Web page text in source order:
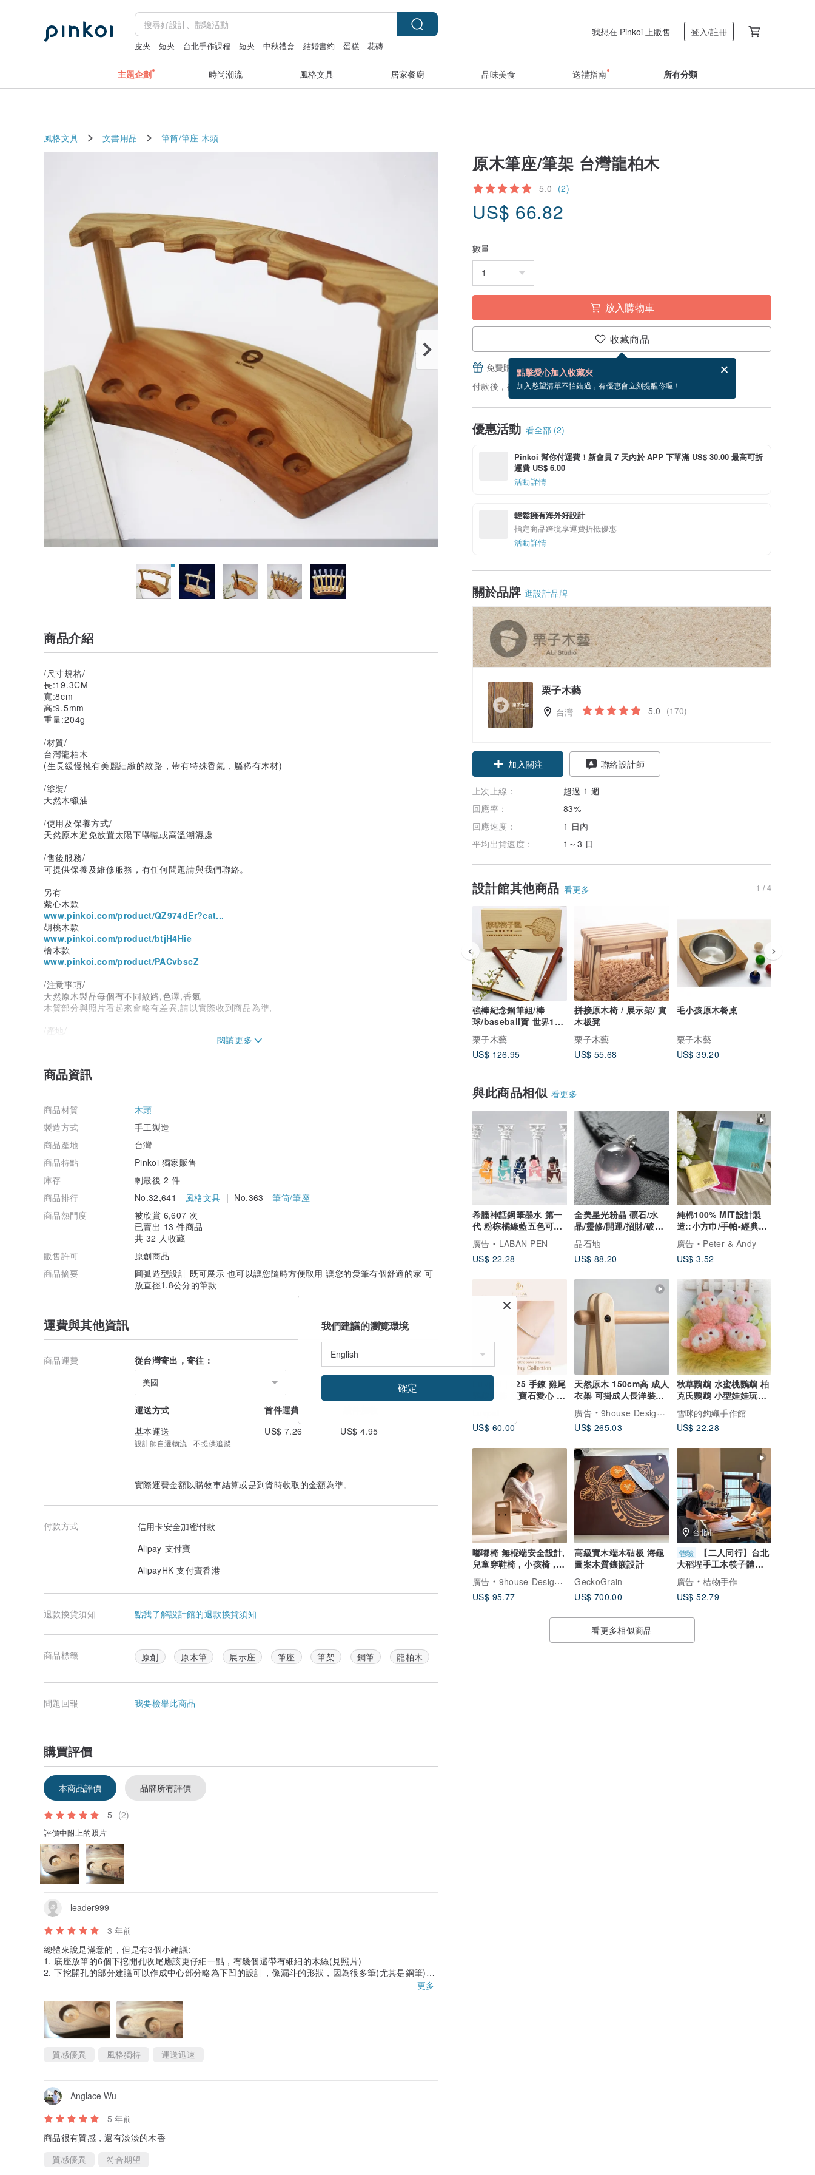
皮夾 短夾 台北手作課程 短夾 中秋禮盒 結婚書約 蛋糕 花磚
我想在 Pinkoi 上販售 登入/註冊
主題企劃 時尚潮流 風格文具 居家餐廚 品味美食 送禮指南 所有分類
風格文具 文書用品 筆筒/筆座 木頭
原木筆座/筆架 台灣龍柏木
5.0 (2)
US$ 66.82
數量
放入購物車
收藏商品
點擊愛心加入收藏夾
加入慾望清單不怕錯過，有優惠會立刻提醒你喔！
免費贈送電子賀卡，結帳完成後填寫
付款後，從備貨到寄出商品為 3 個工作天。（不包含假日）
優惠活動 看全部 (2)
Pinkoi 幫你付運費！新會員 7 天內於 APP 下單滿 US$ 30.00 最高可折
運費 US$ 6.00
活動詳情
輕鬆擁有海外好設計
指定商品跨境享運費折抵優惠
活動詳情
關於品牌 逛設計品牌
栗子木藝
台灣 5.0 (170)
加入關注 聯絡設計師
上次上線：
超過 1 週
回應率：
83%
回應速度：
1 日內
平均出貨速度：
1～3 日
設計館其他商品 看更多 1 / 4
強棒紀念鋼筆組/棒
球/baseball賀 世界12
強棒球錦標賽冠軍
栗子木藝
US$ 126.95
拼接原木椅 / 展示架/ 實
木板凳
栗子木藝
US$ 55.68
毛小孩原木餐桌
栗子木藝
US$ 39.20
與此商品相似 看更多
希臘神話鋼筆墨水 第一
代 粉棕橘綠藍五色可選
24小時出貨
廣告
LABAN PEN
US$ 22.28
全美星光粉晶 礦石/水
晶/靈修/開運/招財/破煞/
防小人
晶石地
US$ 88.20
純棉100% MIT設計製
造::小方巾/手帕-經典
LOGO
廣告
Peter & Andy
US$ 3.52
Luvpal | 925 手鍊 雞尾
鸚鵡吊飾 紅寶石愛心 |
US$ 60.00
天然原木 150cm高 成人
衣架 可掛成人長洋裝、
長披風
廣告
9house Design / 九窩設計
US$ 265.03
秋草鸚鵡 水蜜桃鸚鵡 柏
克氏鸚鵡 小型娃娃玩偶
&圓圓體型 寵物鳥
雪咪的鉤織手作館
US$ 22.28
嘟嘟椅 無棍端安全設計,
兒童穿鞋椅 , 小孩椅 ,
可客製長寬高
廣告
9house Design / 九窩設計
US$ 95.77
高級實木端木砧板 海龜
圖案木質鑲嵌設計
GeckoGrain
US$ 700.00
台北市
體驗
【二人同行】台北
大稻埕手工木筷子體驗
課
廣告
桔物手作
US$ 52.79
看更多相似商品
商品介紹
/尺寸規格/
長:19.3CM
寬:8cm
高:9.5mm
重量:204g
/材質/
台灣龍柏木
(生長緩慢擁有美麗細緻的紋路，帶有特殊香氣，屬稀有木材)
/塗裝/
天然木蠟油
/使用及保養方式/
天然原木避免放置太陽下曝曬或高溫潮濕處
/售後服務/
可提供保養及維修服務，有任何問題請與我們聯絡。
另有
紫心木款
www.pinkoi.com/product/QZ974dEr?cat...
胡桃木款
www.pinkoi.com/product/btjH4Hie
檜木款
www.pinkoi.com/product/PACvbscZ
/注意事項/
天然原木製品每個有不同紋路,色澤,香氣
木質部分與照片看起來會略有差異,請以實際收到商品為準,
/產地/
生命總是在不經意的轉彎處遇見驚喜、也開啟了阿立與木頭的故事……
三十幾歲接觸木製工藝、在選木、切割、組合、創作中感受到各種木頭所帶來的芬芳氣息和看見木片
零碎的布料可織彩衣……零碎的時間可織美夢……零碎的原木成就了“栗子木藝”一件件精彩的作品！
兼持著惜福愛物、自然手工、生命在於分享與感恩的理念，“栗子木藝”邀請您一起進入繽紛的作品
中……感受著季節歲月的刻劃和創作者獨具匠心的設計、原木與手作的心……完美結合！
商品資訊
商品材質
木頭
製造方式
手工製造
商品產地
台灣
商品特點
Pinkoi 獨家販售
庫存
剩最後 2 件
商品排行
No.32,641 - 風格文具 | No.363 -筆筒/筆座
商品熱門度
被欣賞 6,607 次
已賣出 13 件商品
共 32 人收藏
販售許可
原創商品
商品摘要
圓弧造型設計 既可展示 也可以讓您隨時方便取用 讓您的愛筆有個舒適的家 可
放直徑1.8公分的筆款
運費與其他資訊
商品運費 從台灣寄出，寄往：
美國
運送方式 首件運費
基本運送
US$ 7.26 US$ 4.95
設計師自選物流 | 不提供追蹤
實際運費金額以購物車結算或是到貨時收取的金額為準。
付款方式
信用卡安全加密付款
Alipay 支付寶
AlipayHK 支付寶香港
退款換貨須知 點我了解設計館的退款換貨須知
商品標籤 原創 原木筆 展示座 筆座 筆架 鋼筆 龍柏木
問題回報 我要檢舉此商品
購買評價
本商品評價 品牌所有評價
5 (2)
評價中附上的照片
leader999
3 年前
總體來說是滿意的，但是有3個小建議:
1. 底座放筆的6個下挖開孔收尾應該更仔細一點，有幾個還帶有細細的木絲(見照片)
2. 下挖開孔的部分建議可以作成中心部分略為下凹的設計，像漏斗的形狀，因為很多筆(尤其是鋼筆)的
更多
質感優異 風格獨特 運送迅速
Anglace Wu
5 年前
商品很有質感，還有淡淡的木香
質感優異
符合期望
我們建議的瀏覽環境
確定